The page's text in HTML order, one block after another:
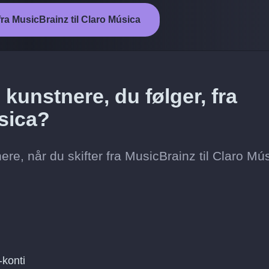
MusicBrainz til Claro Música
du følger, fra
når du skifter fra MusicBrainz til Claro